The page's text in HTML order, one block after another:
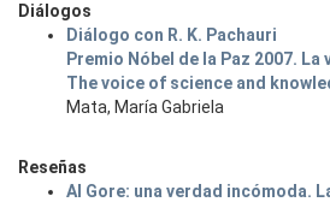
Diálogos
Diálogo con R. K. Pachauri
Premio Nóbel de la Paz 2007.
The voice of science and
Mata, María Gabriela
Reseñas
Al Gore: una verdad incómoda.